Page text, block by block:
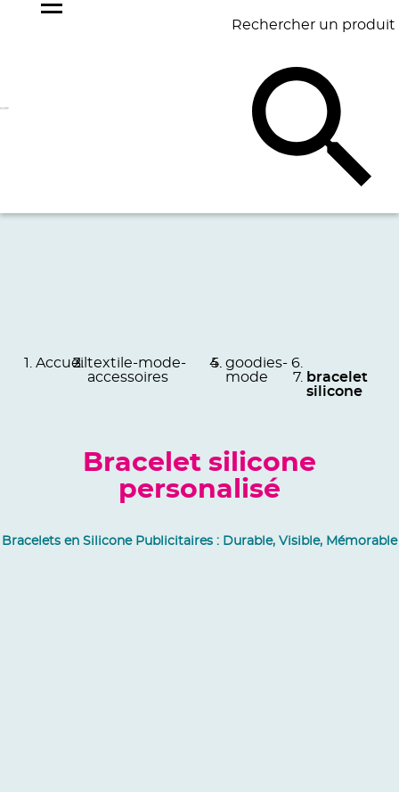
Rechercher un produit
BAGAGERIE BUREAU
Accueil textile-mode-
accessoires
goodies-
mode
bracelet
silicone
Bracelet silicone
personalisé
Bracelets en Silicone Publicitaires : Durable, Visible, Mémorable